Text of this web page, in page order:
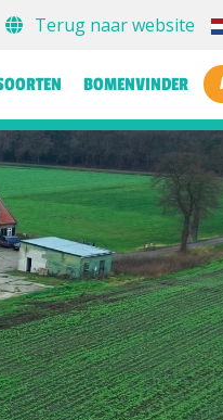
Terug naar website
BOMENVINDER